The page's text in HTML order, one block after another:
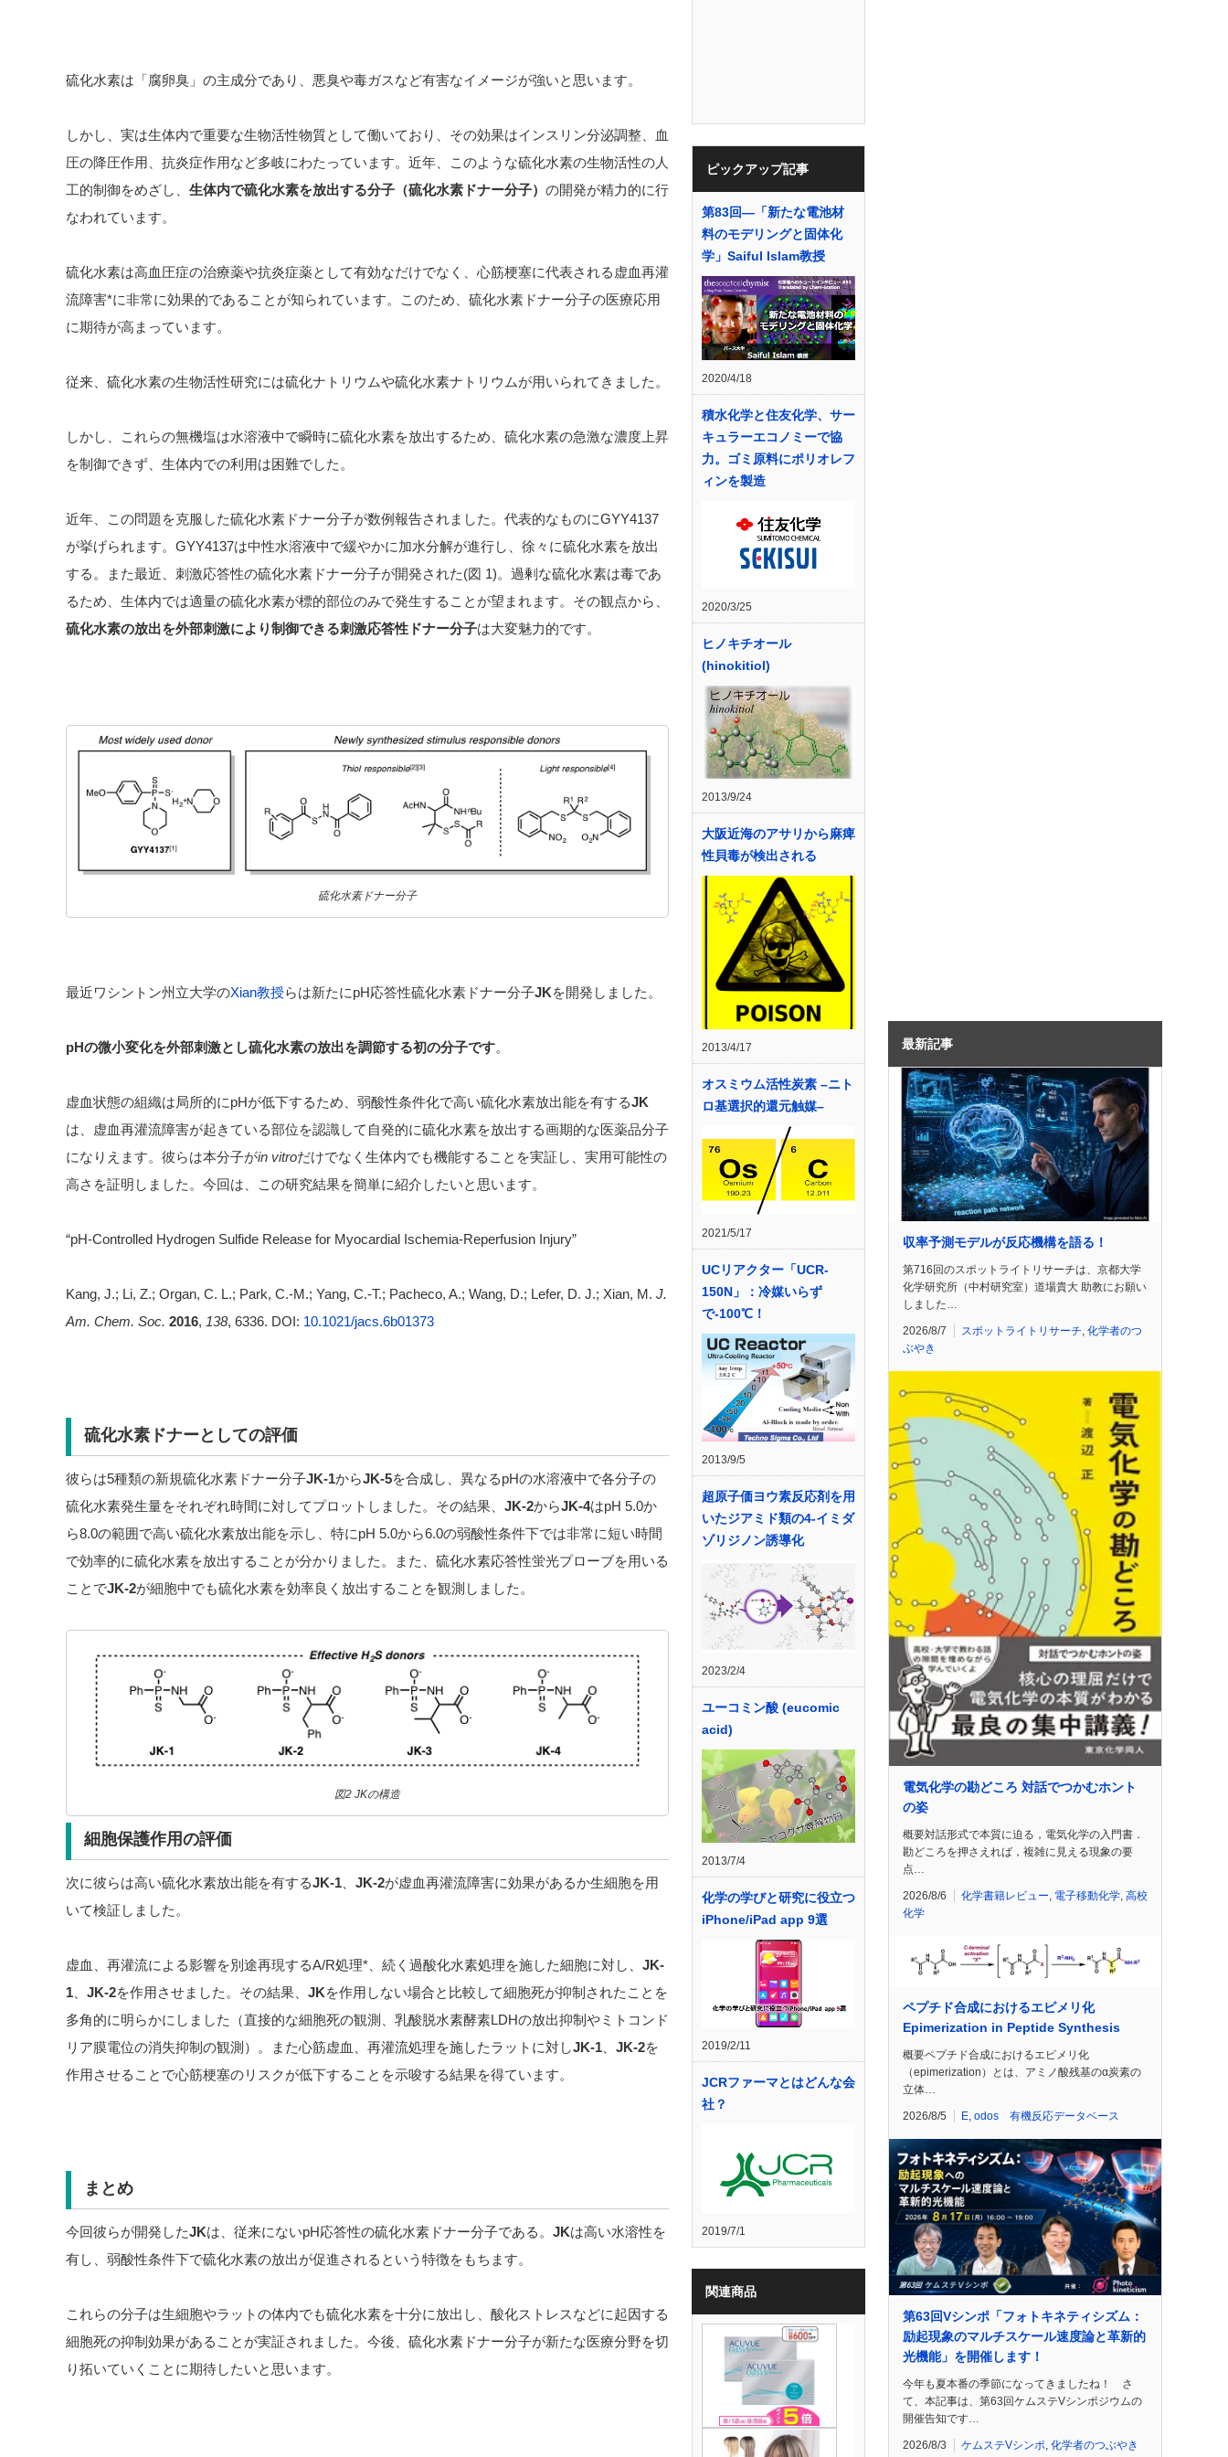
硫化水素は「腐卵臭」の主成分であり、悪臭や毒ガスなど有害なイメージが強いと思います。
しかし、実は生体内で重要な生物活性物質として働いており、その効果はインスリン分泌調整、血
圧の降圧作用、抗炎症作用など多岐にわたっています。近年、このような硫化水素の生物活性の人
工的制御をめざし、 生体内で硫化水素を放出する分子（硫化水素ドナー分子） の開発が精力的に行
なわれています。
硫化水素は高血圧症の治療薬や抗炎症薬として有効なだけでなく、心筋梗塞に代表される虚血再灌
流障害*に非常に効果的であることが知られています。このため、硫化水素ドナー分子の医療応用
に期待が高まっています。
従来、硫化水素の生物活性研究には硫化ナトリウムや硫化水素ナトリウムが用いられてきました。
しかし、これらの無機塩は水溶液中で瞬時に硫化水素を放出するため、硫化水素の急激な濃度上昇
を制御できず、生体内での利用は困難でした。
近年、この問題を克服した硫化水素ドナー分子が数例報告されました。代表的なものにGYY4137
が挙げられます。GYY4137は中性水溶液中で緩やかに加水分解が進行し、徐々に硫化水素を放出
する。また最近、刺激応答性の硫化水素ドナー分子が開発された(図 1)。過剰な硫化水素は毒であ
るため、生体内では適量の硫化水素が標的部位のみで発生することが望まれます。その観点から、
硫化水素の放出を外部刺激により制御できる刺激応答性ドナー分子は大変魅力的です。
硫化水素ドナー分子
最近ワシントン州立大学のXian教授らは新たにpH応答性硫化水素ドナー分子JKを開発しました。
pHの微小変化を外部刺激とし硫化水素の放出を調節する初の分子です。
虚血状態の組織は局所的にpHが低下するため、弱酸性条件化で高い硫化水素放出能を有するJK
は、虚血再灌流障害が起きている部位を認識して自発的に硫化水素を放出する画期的な医薬品分子
になりえます。彼らは本分子がin vitroだけでなく生体内でも機能することを実証し、実用可能性の
高さを証明しました。今回は、この研究結果を簡単に紹介したいと思います。
“pH-Controlled Hydrogen Sulfide Release for Myocardial Ischemia-Reperfusion Injury”
Kang, J.; Li, Z.; Organ, C. L.; Park, C.-M.; Yang, C.-T.; Pacheco, A.; Wang, D.; Lefer, D. J.; Xian, M. J.
Am. Chem. Soc. 2016, 138, 6336. DOI: 10.1021/jacs.6b01373
硫化水素ドナーとしての評価
彼らは5種類の新規硫化水素ドナー分子JK-1からJK-5を合成し、異なるpHの水溶液中で各分子の
硫化水素発生量をそれぞれ時間に対してプロットしました。その結果、 JK-2からJK-4はpH 5.0か
ら8.0の範囲で高い硫化水素放出能を示し、特にpH 5.0から6.0の弱酸性条件下では非常に短い時間
で効率的に硫化水素を放出することが分かりました。また、硫化水素応答性蛍光プローブを用いる
ことでJK-2が細胞中でも硫化水素を効率良く放出することを観測しました。
図2 JKの構造
細胞保護作用の評価
次に彼らは高い硫化水素放出能を有するJK-1、 JK-2が虚血再灌流障害に効果があるか生細胞を用
いて検証しました。
虚血、再灌流による影響を別途再現するA/R処理*、続く過酸化水素処理を施した細胞に対し、 JK-
1、 JK-2を作用させました。その結果、 JKを作用しない場合と比較して細胞死が抑制されたことを
多角的に明らかにしました（直接的な細胞死の観測、乳酸脱水素酵素LDHの放出抑制やミトコンド
リア膜電位の消失抑制の観測）。また心筋虚血、再灌流処理を施したラットに対しJK-1、 JK-2を
作用させることで心筋梗塞のリスクが低下することを示唆する結果を得ています。
まとめ
今回彼らが開発したJKは、従来にないpH応答性の硫化水素ドナー分子である。 JKは高い水溶性を
有し、弱酸性条件下で硫化水素の放出が促進されるという特徴をもちます。
これらの分子は生細胞やラットの体内でも硫化水素を十分に放出し、酸化ストレスなどに起因する
細胞死の抑制効果があることが実証されました。今後、硫化水素ドナー分子が新たな医療分野を切
り拓いていくことに期待したいと思います。
ピックアップ記事
第83回―「新たな電池材
料のモデリングと固体化
学」Saiful Islam教授
2020/4/18
積水化学と住友化学、サー
キュラーエコノミーで協
力。ゴミ原料にポリオレフ
ィンを製造
2020/3/25
ヒノキチオール
(hinokitiol)
2013/9/24
大阪近海のアサリから麻痺
性貝毒が検出される
2013/4/17
オスミウム活性炭素 –ニト
ロ基選択的還元触媒–
2021/5/17
UCリアクター「UCR-
150N」：冷媒いらず
で-100℃！
2013/9/5
超原子価ヨウ素反応剤を用
いたジアミド類の4-イミダ
ゾリジノン誘導化
2023/2/4
ユーコミン酸 (eucomic
acid)
2013/7/4
化学の学びと研究に役立つ
iPhone/iPad app 9選
2019/2/11
JCRファーマとはどんな会
社？
2019/7/1
関連商品
最新記事
収率予測モデルが反応機構を語る！
第716回のスポットライトリサーチは、京都大学
化学研究所（中村研究室）道場貴大 助教にお願い
しました…
2026/8/7 スポットライトリサーチ 化学者のつ
ぶやき
電気化学の勘どころ 対話でつかむホント
の姿
概要対話形式で本質に迫る，電気化学の入門書．
勘どころを押さえれば，複雑に見える現象の要
点…
2026/8/6 化学書籍レビュー 電子移動化学 高校
化学
ペプチド合成におけるエピメリ化
Epimerization in Peptide Synthesis
概要ペプチド合成におけるエピメリ化
（epimerization）とは、アミノ酸残基のα炭素の
立体…
2026/8/5 E odos 有機反応データベース
第63回Vシンポ「フォトキネティシズム：
励起現象のマルチスケール速度論と革新的
光機能」を開催します！
今年も夏本番の季節になってきましたね！ さ
て、本記事は、第63回ケムステVシンポジウムの
開催告知です…
2026/8/3 ケムステVシンポ, 化学者のつぶやき